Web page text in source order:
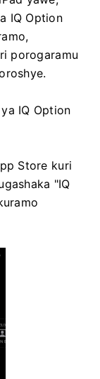
IQ Option
porogaramu
IQ Option
Store kuri
"IQ